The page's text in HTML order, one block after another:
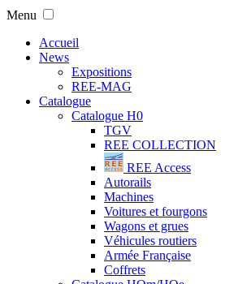
Menu
Accueil
News
Expositions
REE-MAG
Catalogue
Catalogue H0
TGV
REE COLLECTION
REE Access
Autorails
Machines
Voitures et fourgons
Wagons et grues
Véhicules routiers
Armée Française
Coffrets